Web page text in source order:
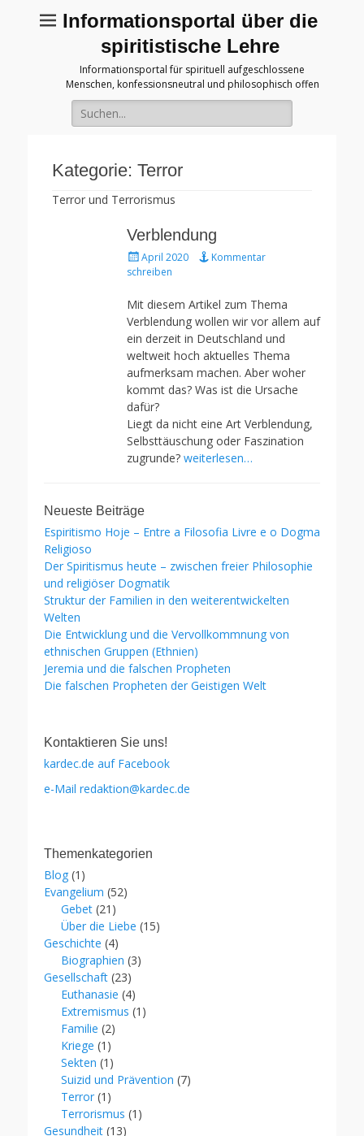
Informationsportal über die
spiritistische Lehre
Informationsportal für spirituell aufgeschlossene
Menschen, konfessionsneutral und philosophisch offen
Suche
für:
Kategorie: Terror
Terror und Terrorismus
Verblendung
Gepostet
am
April 2020
Kommentar
schreiben
Mit diesem Artikel zum Thema
Verblendung wollen wir vor allem auf
ein derzeit in Deutschland und
weltweit hoch aktuelles Thema
aufmerksam machen. Aber woher
kommt das? Was ist die Ursache
dafür?
Liegt da nicht eine Art Verblendung,
Selbsttäuschung oder Faszination
zugrunde? weiterlesen…
Neueste Beiträge
Espiritismo Hoje – Entre a Filosofia Livre e o Dogma
Religioso
Der Spiritismus heute – zwischen freier Philosophie
und religiöser Dogmatik
Struktur der Familien in den weiterentwickelten
Welten
Die Entwicklung und die Vervollkommnung von
ethnischen Gruppen (Ethnien)
Jeremia und die falschen Propheten
Die falschen Propheten der Geistigen Welt
Kontaktieren Sie uns!
kardec.de auf Facebook
e-Mail redaktion@kardec.de
Themenkategorien
Blog (1)
Evangelium (52)
Gebet (21)
Über die Liebe (15)
Geschichte (4)
Biographien (3)
Gesellschaft (23)
Euthanasie (4)
Extremismus (1)
Familie (2)
Kriege (1)
Sekten (1)
Suizid und Prävention (7)
Terror (1)
Terrorismus (1)
Gesundheit (13)